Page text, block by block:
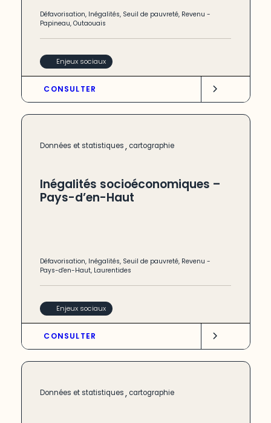
Défavorisation, Inégalités, Seuil de pauvreté, Revenu -
Papineau,Outaouais
Enjeux sociaux
CONSULTER
Données et statistiques, cartographie
Inégalités socioéconomiques –
Pays-d’en-Haut
Défavorisation, Inégalités, Seuil de pauvreté, Revenu -
Pays-d'en-Haut, Laurentides
Enjeux sociaux
CONSULTER
Données et statistiques, cartographie